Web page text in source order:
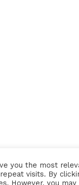
you the most
visits. By
However, you may